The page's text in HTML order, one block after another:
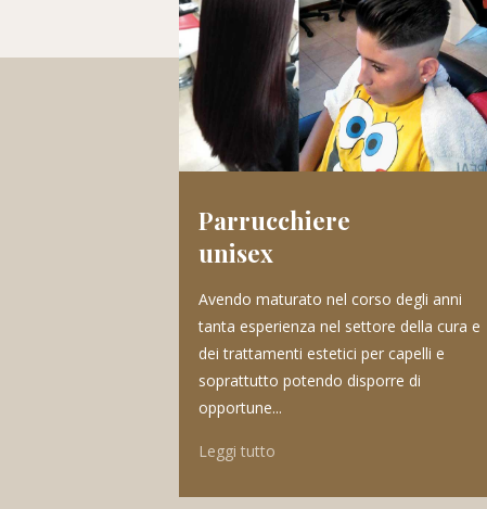
Parrucchiere
unisex
Avendo maturato nel corso degli anni
tanta esperienza nel settore della cura e
dei trattamenti estetici per capelli e
soprattutto potendo disporre di
opportune...
Leggi tutto